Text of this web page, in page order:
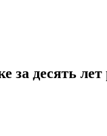
за десять